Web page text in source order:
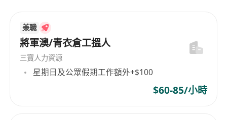
兼職
將軍澳/青衣倉工搵人
三寶人力資源
星期日及公眾假期工作額外+$100
$60-85/小時